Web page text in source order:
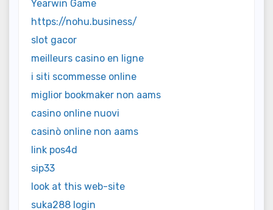
Yearwin Game
https://nohu.business/
slot gacor
meilleurs casino en ligne
i siti scommesse online
miglior bookmaker non aams
casino online nuovi
casinò online non aams
link pos4d
sip33
look at this web-site
suka288 login